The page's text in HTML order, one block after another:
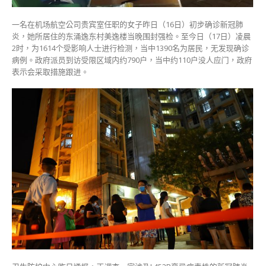
诊〉
中
一名在机场航空公司贵宾室任职的女子昨日（16日）初步确诊新冠肺
炎，她所居住的东涌逸东村美逸楼当晚围封强检。至今日（17日）凌晨
2时，为1614个受影响人士进行检测，当中1390名为居民，无发现确诊
病例。政府派员到访受限区域内约790户，当中约110户没人应门，政府
表示会采取措施跟进。